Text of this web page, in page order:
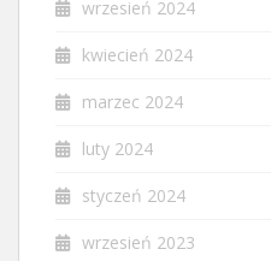
wrzesień 2024
kwiecień 2024
marzec 2024
luty 2024
styczeń 2024
wrzesień 2023